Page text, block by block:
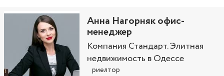
Анна Нагорняк офис-
менеджер
Компания Стандарт. Элитная
недвижимость в Одессе
риелтор